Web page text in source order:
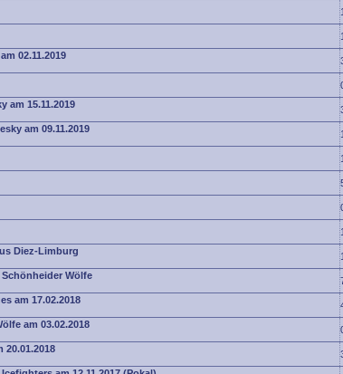
1
02.11.2019
am 15.11.2019
am 09.11.2019
1
Diez-Limburg
Wölfe
am 17.02.2018
am 03.02.2018
20.01.2018